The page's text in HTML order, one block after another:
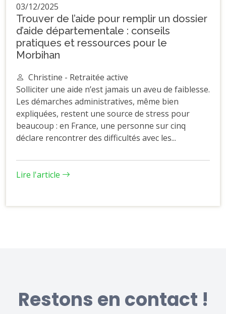
03/12/2025
Trouver de l’aide pour remplir un dossier
d’aide départementale : conseils
pratiques et ressources pour le
Morbihan
Christine - Retraitée active
Solliciter une aide n’est jamais un aveu de faiblesse.
Les démarches administratives, même bien
expliquées, restent une source de stress pour
beaucoup : en France, une personne sur cinq
déclare rencontrer des difficultés avec les...
Lire l'article
Restons en contact !